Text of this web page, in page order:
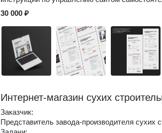
30 000 ₽
Интернет-магазин сухих
Заказчик:
Представитель завода-производителя сухих